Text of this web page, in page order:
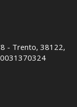
- Trento, 38122,